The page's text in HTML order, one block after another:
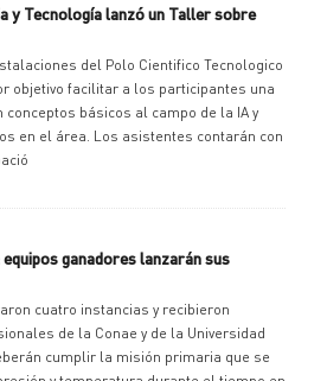
y Tecnología lanzó un Taller sobre
del Polo Cientifico Tecnologico
objetivo facilitar a los participantes una
conceptos básicos al campo de la IA y
en el área. Los asistentes contarán con
ganadores lanzarán sus
cuatro instancias y recibieron
de la Conae y de la Universidad
cumplir la misión primaria que se